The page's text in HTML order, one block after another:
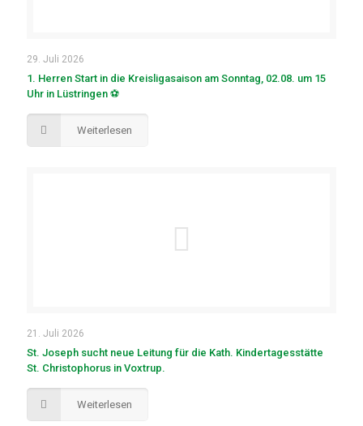
29. Juli 2026
1. Herren Start in die Kreisligasaison am Sonntag, 02.08. um 15
Uhr in Lüstringen ⚽
Weiterlesen
21. Juli 2026
St. Joseph sucht neue Leitung für die Kath. Kindertagesstätte
St. Christophorus in Voxtrup.
Weiterlesen